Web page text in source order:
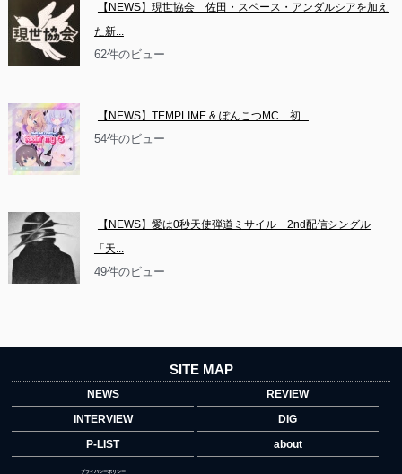
【NEWS】現世協会　佐田・スペース・アンダルシアを加え
た新...
62件のビュー
【NEWS】TEMPLIME & ぽんこつMC　初...
54件のビュー
【NEWS】愛は0秒天使弾道ミサイル　2nd配信シングル
「天...
49件のビュー
SITE MAP
NEWS
REVIEW
INTERVIEW
DIG
P-LIST
about
プライバシーポリシー